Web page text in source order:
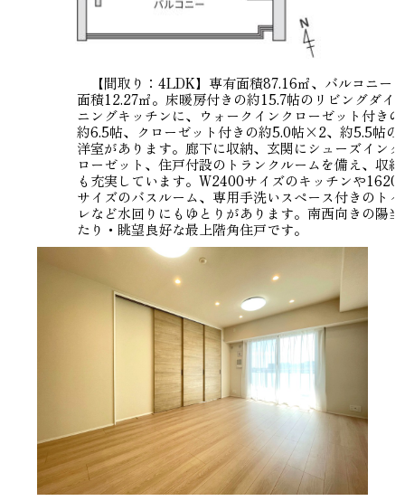
【間取り：4LDK】専有面積87.16㎡、バルコニー
面積12.27㎡。床暖房付きの約15.7帖のリビングダイ
ニングキッチンに、ウォークインクローゼット付きの
約6.5帖、クローゼット付きの約5.0帖×2、約5.5帖の
洋室があります。廊下に収納、玄関にシューズインク
ローゼット、住戸付設のトランクルームを備え、収納
も充実しています。W2400サイズのキッチンや1620
サイズのバスルーム、専用手洗いスペース付きのトイ
レなど水回りにもゆとりがあります。南西向きの陽当
たり・眺望良好な最上階角住戸です。